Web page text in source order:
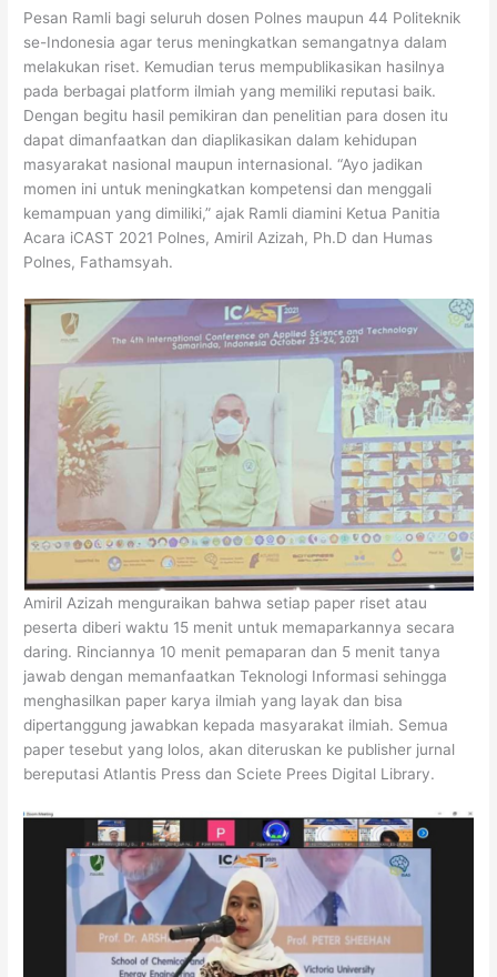
Pesan Ramli bagi seluruh dosen Polnes maupun 44 Politeknik
se-Indonesia agar terus meningkatkan semangatnya dalam
melakukan riset. Kemudian terus mempublikasikan hasilnya
pada berbagai platform ilmiah yang memiliki reputasi baik.
Dengan begitu hasil pemikiran dan penelitian para dosen itu
dapat dimanfaatkan dan diaplikasikan dalam kehidupan
masyarakat nasional maupun internasional. “Ayo jadikan
momen ini untuk meningkatkan kompetensi dan menggali
kemampuan yang dimiliki,” ajak Ramli diamini Ketua Panitia
Acara iCAST 2021 Polnes, Amiril Azizah, Ph.D dan Humas
Polnes, Fathamsyah.
Amiril Azizah menguraikan bahwa setiap paper riset atau
peserta diberi waktu 15 menit untuk memaparkannya secara
daring. Rinciannya 10 menit pemaparan dan 5 menit tanya
jawab dengan memanfaatkan Teknologi Informasi sehingga
menghasilkan paper karya ilmiah yang layak dan bisa
dipertanggung jawabkan kepada masyarakat ilmiah. Semua
paper tesebut yang lolos, akan diteruskan ke publisher jurnal
bereputasi Atlantis Press dan Sciete Prees Digital Library.